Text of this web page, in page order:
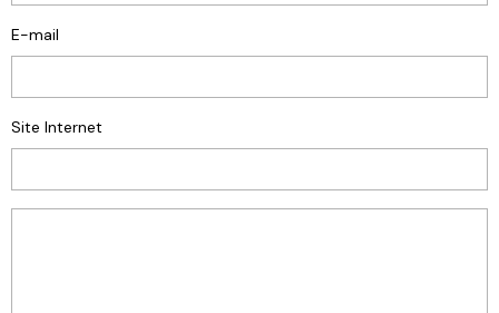
E-mail
Site Internet